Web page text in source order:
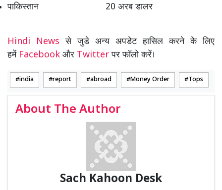
पाकिस्तान 20 अरब डालर
Hindi Newsसे जुडे अन्य अपडेट हासिल करने के लिए
हमें Facebook और Twitterपर फॉलो करें।
india report abroad Money Order Tops
About The Author
Sach Kahoon Desk